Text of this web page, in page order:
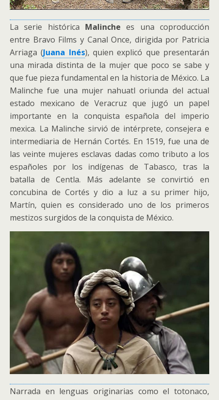
La serie histórica Malinche es una coproducción
entre Bravo Films y Canal Once, dirigida por Patricia
Arriaga (Juana Inés), quien explicó que presentarán
una mirada distinta de la mujer que poco se sabe y
que fue pieza fundamental en la historia de México. La
Malinche fue una mujer nahuatl oriunda del actual
estado mexicano de Veracruz que jugó un papel
importante en la conquista española del imperio
mexica. La Malinche sirvió de intérprete, consejera e
intermediaria de Hernán Cortés. En 1519, fue una de
las veinte mujeres esclavas dadas como tributo a los
españoles por los indígenas de Tabasco, tras la
batalla de Centla. Más adelante se convirtió en
concubina de Cortés y dio a luz a su primer hijo,
Martín, quien es considerado uno de los primeros
mestizos surgidos de la conquista de México.
Narrada en lenguas originarias como el totonaco,